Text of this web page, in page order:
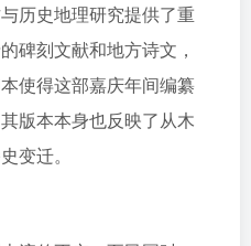
历史地理研究提供了重
碑刻文献和地方诗文，
使得这部嘉庆年间编纂
版本本身也反映了从木
变迁。